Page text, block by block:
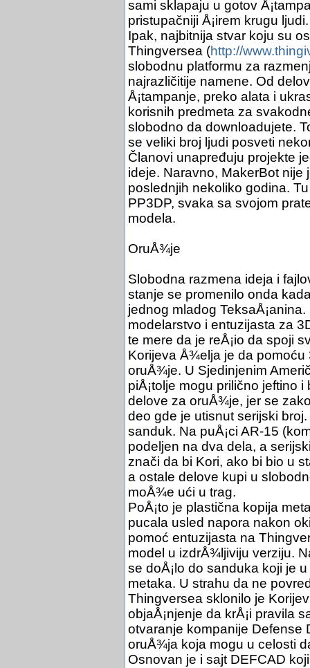
sami sklapaju u gotov
pristupačniji Å¡irem krugu ljudi.
Ipak, najbitnija stvar koju su
Thingversea (http://
slobodnu platformu za
najrazličitije namene. Od
Å¡tampanje, preko alata i
korisnih predmeta za
slobodno da downloadujete.
se veliki broj ljudi posveti
Članovi unapređuju projekte
ideje. Naravno, MakerBot
poslednjih nekoliko godina.
PP3DP, svaka sa svojom
modela.
OruÅ¾je
Slobodna razmena ideja i
stanje se promenilo onda
jednog mladog
modelarstvo i entuzijasta za
te mere da je reÅ¡io da spoji
Korijeva Å¾elja je da pomoću
oruÅ¾je. U Sjedinjenim
piÅ¡tolje mogu prilično jeftino
delove za oruÅ¾je, jer se
deo gde je utisnut serijski
sanduk. Na puÅ¡ci AR-15
podeljen na dva dela, a
znači da bi Kori, ako bi bio u
a ostale delove kupi u
moÅ¾e ući u trag.
PoÅ¡to je plastična kopija
pucala usled napora nakon
pomoć entuzijasta na
model u izdrÅ¾ljiviju verziju.
se doÅ¡lo do sanduka koji je
metaka. U strahu da ne
Thingversea sklonilo je
objaÅ¡njenje da krÅ¡i pravila
otvaranje kompanije Defense
oruÅ¾ja koja mogu u celosti
Osnovan je i sajt DEFCAD